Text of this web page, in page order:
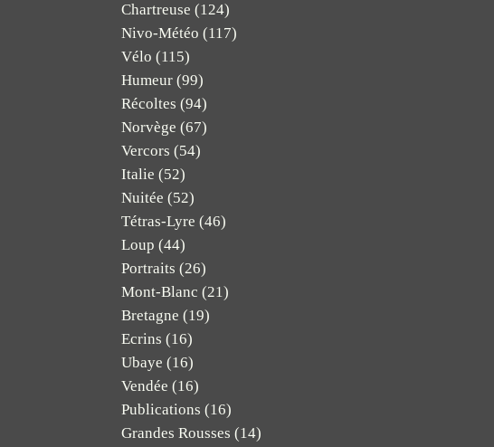
Chartreuse (124)
Nivo-Météo (117)
Vélo (115)
Humeur (99)
Récoltes (94)
Norvège (67)
Vercors (54)
Italie (52)
Nuitée (52)
Tétras-Lyre (46)
Loup (44)
Portraits (26)
Mont-Blanc (21)
Bretagne (19)
Ecrins (16)
Ubaye (16)
Vendée (16)
Publications (16)
Grandes Rousses (14)